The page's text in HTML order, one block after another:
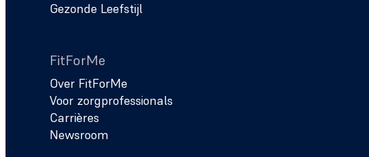
Gezonde Leefstijl
FitForMe
Over FitForMe
Voor zorgprofessionals
Carrières
Newsroom